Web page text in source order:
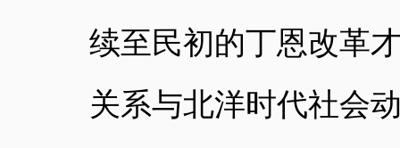
续至民初的丁恩改革
关系与北洋时代社会